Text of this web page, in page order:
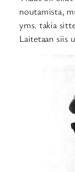
noutamista,
yms. takia
Laitetaan siis